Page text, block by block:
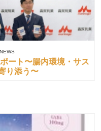
ート〜腸内環境・サス
り添う〜